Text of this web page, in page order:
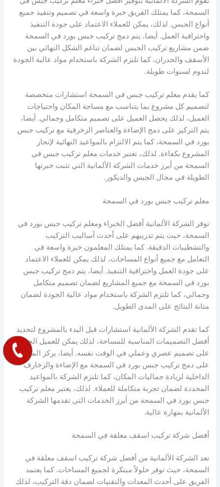
السمحة، كما يمتلك الفريق خبرة واسعة في تصميم وتنفيذ جميع
أنواع الجبس. لذلك، يمكن للعملاء الاعتماد على جودة التنفيذ
واحترافية العمل. أيضا، يتم دمج تركيب جبس بورد في السمحة
ضمن مشاريع تركيب الجبس لضمان تناغم الشكل النهائي بين
الأسقف والجدران، كما تلتزم الشركة باستخدام مواد عالية الجودة
لتدوم لسنوات طويلة.
كما يقدم معلم تركيب جبس في السمحة استشارات متخصصة
لتصميم كل مشروع بما يتناسب مع مساحة المكان واحتياجات
العميل، لذلك يحصل العميل على تصميم متكامل وجمالي. أيضا،
يتم التركيز على دمج الإضاءة والعناصر الزخرفية مع تركيب جبس
بورد في السمحة، كما يتم الالتزام بالمواعيد النهائية لإنجاز
المشروع بكفاءة. لذلك، تعتبر خدمات معلم تركيب جبس في
السمحة من أبرز خدمات الشركة الألمانية التي تثبت خبرتها
الطويلة في مجال الجبس والديكور.
معلم تركيب جبس بورد في السمحة
توفر الشركة الألمانية أفضل الخبراء ومعلم تركيب جبس بورد في
السمحة، حيث يتم تدريبهم على أحدث أساليب التركيب
والتشطيبات الدقيقة. كما يمتلك المعلمون خبرة واسعة في
التعامل مع جميع أنواع المساحات، لذلك يمكن للعملاء الاعتماد
على جودة العمل واحترافية التنفيذ. أيضا، يتم دمج تركيب جبس
بورد في السمحة مع جميع المشاريع لضمان تصميم متكامل
وجمالي، كما تلتزم الشركة باستخدام مواد عالية الجودة لضمان
متانة النتائج على المدى الطويل.
كما تقدم الشركة الألمانية استشارات قبل البدء بالمشروع لتحديد
أفضل التصميمات المناسبة للمساحة، لذلك يمكن للعميل الحصول
على تصميم عصري وعملي في الوقت نفسه. أيضا، يركز المعلمون
على دمج تركيب جبس بورد في السمحة مع الإضاءة والزخارف
الداخلية لزيادة جماليات المكان، كما تلتزم الشركة بالمواعيد
المحددة لضمان تجربة متكاملة للعملاء. لذلك، يعتبر معلم تركيب
جبس بورد في السمحة من أبرز الخدمات التي تقدمها الشركة
الألمانية بمهارة عالية.
أفضل شركة تركيب اسقف معلقة في السمحة
تعد الشركة الألمانية من أفضل شركة تركيب اسقف معلقة في
السمحة، حيث توفر حلولاً مبتكرة لجميع المساحات. كما يعتمد
الفريق على أحدث المعدات والتقنيات لضمان دقة التركيب، لذلك